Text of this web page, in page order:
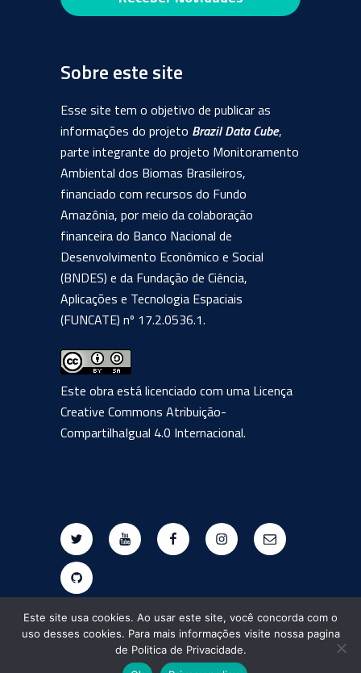
Sobre este site
Esse site tem o objetivo de publicar as
informações do projeto Brazil Data Cube,
parte integrante do projeto Monitoramento
Ambiental dos Biomas Brasileiros,
financiado com recursos do Fundo
Amazônia, por meio da colaboração
financeira do Banco Nacional de
Desenvolvimento Econômico e Social
(BNDES) e da Fundação de Ciência,
Aplicações e Tecnologia Espaciais
(FUNCATE) nº 17.2.0536.1.
Este obra está licenciado com uma Licença
Creative Commons Atribuição-
CompartilhaIgual 4.0 Internacional.
Twitter Youtube FacebookInstagramE-
mail
Github
Este site usa cookies. Ao usar este site, você concorda com o
uso desses cookies. Para mais informações visite nossa pagina
de Politica de Privacidade.